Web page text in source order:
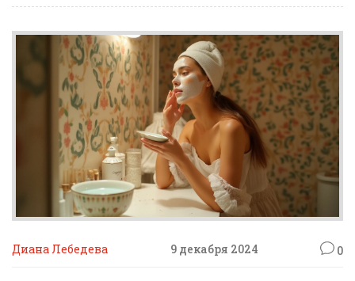
методики и личные подходы к уходу. Чтение этой
статьи поможет лучше разобраться в мире
эстетической косметологии и выбрать наиболее
подходящий способ ухода за собой.
Диана Лебедева 9 декабря 2024 0